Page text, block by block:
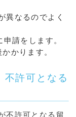
異なるのでよく
請をします。
かります。
不許可となる
不許可となる留